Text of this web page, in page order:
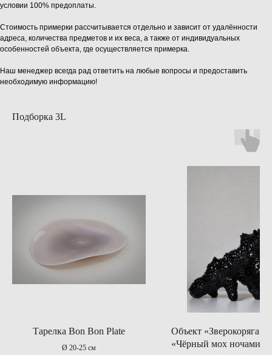
условии 100% предоплаты.
Стоимость примерки рассчитывается отдельно и зависит от удалённости
адреса, количества предметов и их веса, а также от индивидуальных
особенностей объекта, где осуществляется примерка.
Наш менеджер всегда рад ответить на любые вопросы и предоставить
необходимую информацию!
Подборка 3L
Тарелка Bon Bon Plate
Ø 20-25 см
Объект «Зверокоряга»
«Чёрный мох ночами